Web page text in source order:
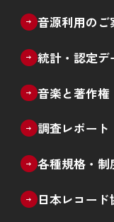
音源利用のご
ブライダル
教育・文化
放送番組のイ
放送番組以外
音源利用許諾
統計・認定デ
音楽ソフト売
音楽配信売上
音楽ソフト
生産実績（月
レコード産
新譜数（ジャ
カタログ数（
デビューアー
過去の統計デ
ゴールドディ
ダウンロード
ストリーミン
日本ゴールド
音楽と著作権
著作権制度の
エルマーク
著作権啓発ツ
中高生向け
調査レポート
音楽メディア
違法音楽アプ
その他の各
各種規格・制
CDレンタル
再販制度
CDサンプル
音楽レコード
RIS規格
ISRC
日本レコード